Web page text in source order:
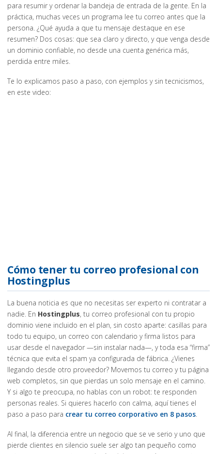
para resumir y ordenar la bandeja de entrada de la gente. En la
práctica, muchas veces un programa lee tu correo antes que la
persona. ¿Qué ayuda a que tu mensaje destaque en ese
resumen? Dos cosas: que sea claro y directo, y que venga desde
un dominio confiable, no desde una cuenta genérica más,
perdida entre miles.
Te lo explicamos paso a paso, con ejemplos y sin tecnicismos,
en este video:
Cómo tener tu correo profesional con
Hostingplus
La buena noticia es que no necesitas ser experto ni contratar a
nadie. En Hostingplus, tu correo profesional con tu propio
dominio viene incluido en el plan, sin costo aparte: casillas para
todo tu equipo, un correo con calendario y firma listos para
usar desde el navegador —sin instalar nada—, y toda esa “firma”
técnica que evita el spam ya configurada de fábrica. ¿Vienes
llegando desde otro proveedor? Movemos tu correo y tu página
web completos, sin que pierdas un solo mensaje en el camino.
Y si algo te preocupa, no hablas con un robot: te responden
personas reales. Si quieres hacerlo con calma, aquí tienes el
paso a paso para crear tu correo corporativo en 8 pasos.
Al final, la diferencia entre un negocio que se ve serio y uno que
pierde clientes en silencio suele ser algo tan pequeño como